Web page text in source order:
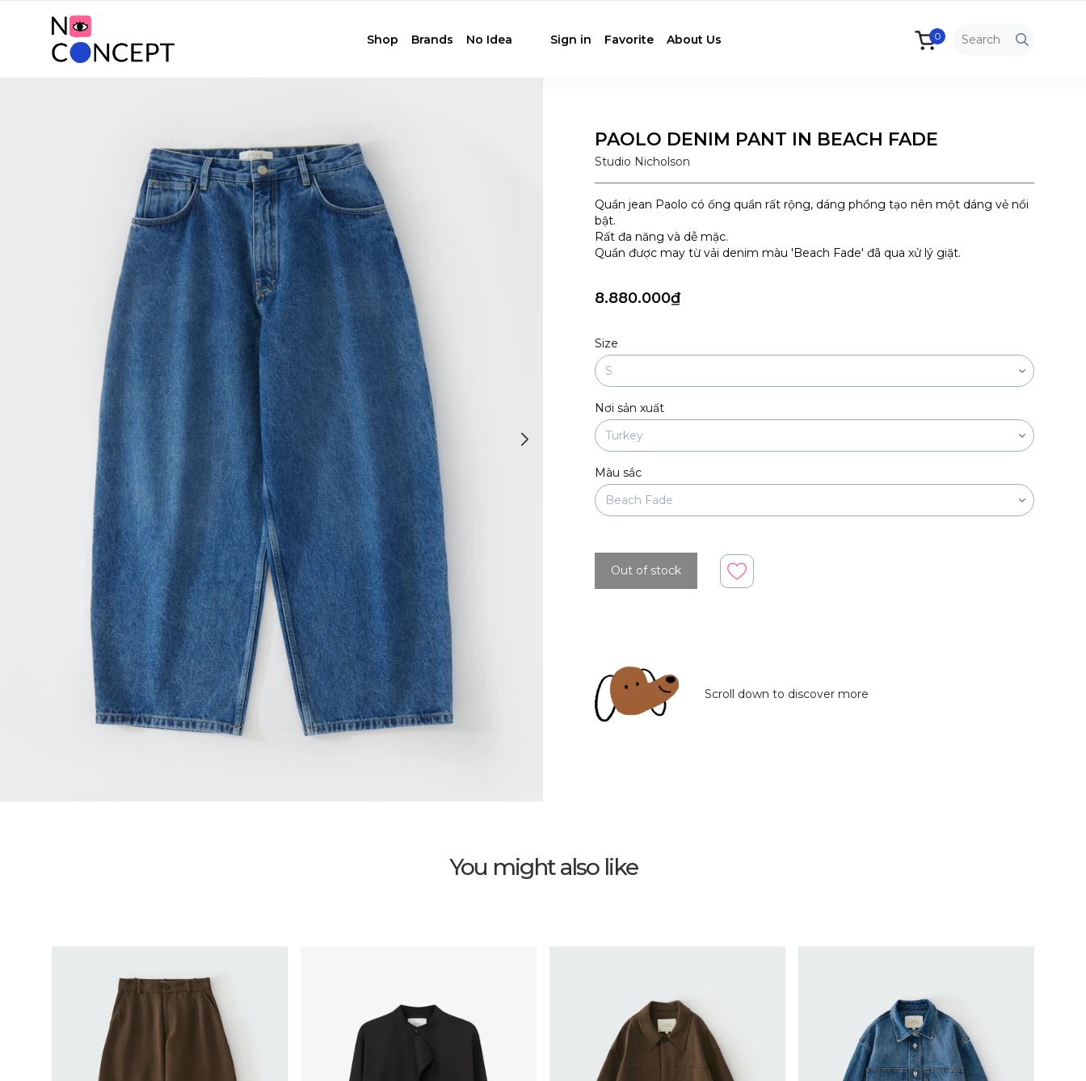
Shop Brands No Idea Sign in Favorite About Us 0
PAOLO DENIM PANT IN BEACH FADE
Studio Nicholson
Quần jean Paolo có ống quần rất rộng, dáng phồng tạo nên một dáng vẻ nổi
bật.
Rất đa năng và dễ mặc.
Quần được may từ vải denim màu 'Beach Fade' đã qua xử lý giặt.
8.880.000₫
Size
Nơi sản xuất
Màu sắc
Out of stock
Scroll down to discover more
You might also like